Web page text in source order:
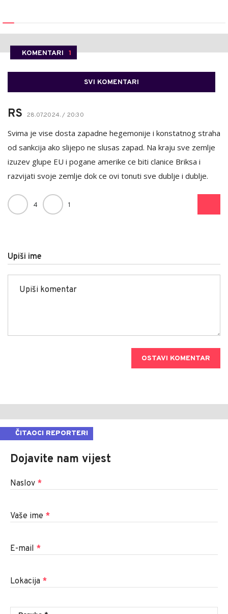
KOMENTARI 1
SVI KOMENTARI
RS 28.07.2024. / 20:30
Svima je vise dosta zapadne hegemonije i konstatnog straha
od sankcija ako slijepo ne slusas zapad. Na kraju sve zemlje
izuzev glupe EU i pogane amerike ce biti clanice Briksa i
razvijati svoje zemlje dok ce ovi tonuti sve dublje i dublje.
4 1
Upiši ime
OSTAVI KOMENTAR
ČITAOCI REPORTERI
Dojavite nam vijest
Naslov *
Vaše ime *
E-mail *
Lokacija *